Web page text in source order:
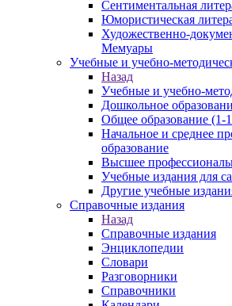
Сентиментальная
Юмористическая
Художественно-
Мемуары
Учебные и учебно-
Назад
Учебные и учебно-
Дошкольное
Общее образование (1-
Начальное и среднее
образование
Высшее
Учебные издания для
Другие учебные
Справочные издания
Назад
Справочные издания
Энциклопедии
Словари
Разговорники
Справочники